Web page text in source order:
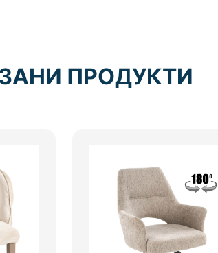
ПРОДУКТИ